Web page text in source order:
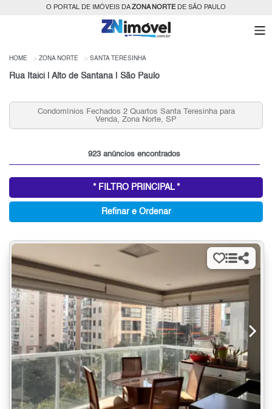
O PORTAL DE IMÓVEIS DAZONA NORTEDE SÃO PAULO
HOME ZONA NORTE SANTA TERESINHA
Rua Itaici | Alto de Santana | São Paulo
Condomínios Fechados 2 Quartos Santa Teresinha para
Venda, Zona Norte, SP
923 anúncios encontrados
* FILTRO PRINCIPAL *
Refinar e Ordenar